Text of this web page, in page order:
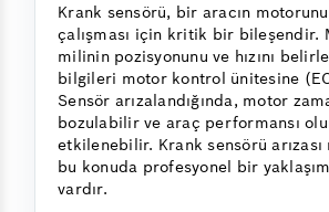
Krank sensörü, bir aracın
çalışması için kritik bir bileşendir.
milinin pozisyonunu ve hızını
bilgileri motor kontrol ünitesine
Sensör arızalandığında, motor
bozulabilir ve araç performansı
etkilenebilir. Krank sensörü arızası
bu konuda profesyonel bir
vardır.